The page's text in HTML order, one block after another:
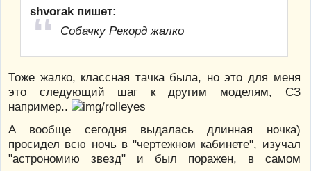
shvorak пишет:
Собачку Рекорд жалко
Тоже жалко, классная тачка была, но это для меня
это следующий шаг к другим моделям, СЗ
например..
А вообще сегодня выдалась длинная ночка)
просидел всю ночь в "чертежном кабинете", изучал
"астрономию звезд" и был поражен, в самом